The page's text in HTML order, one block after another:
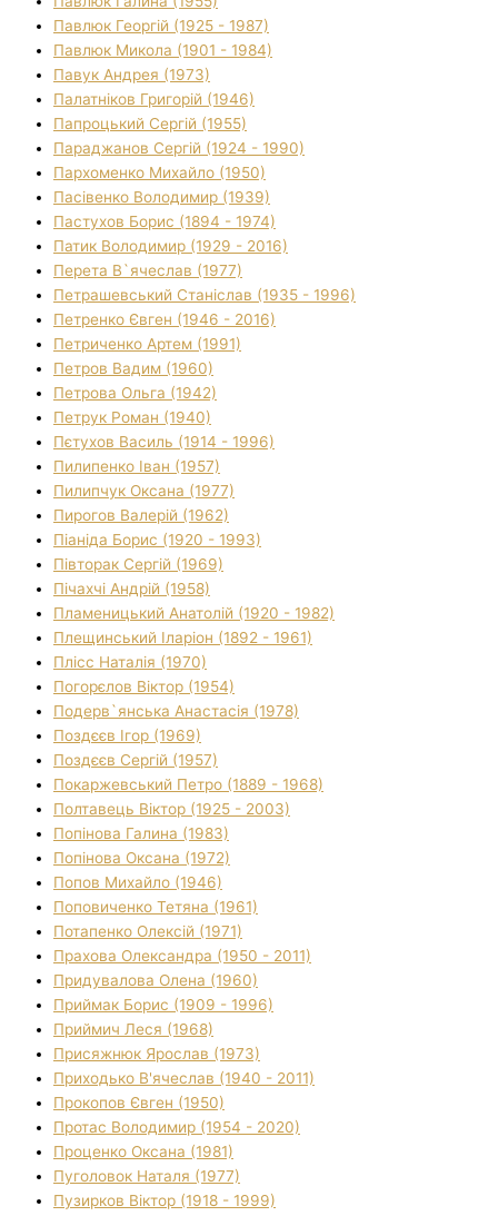
Павлюк Георгій (1925 - 1987)
Павлюк Микола (1901 - 1984)
Павук Андрея (1973)
Палатніков Григорій (1946)
Папроцький Сергій (1955)
Параджанов Сергій (1924 - 1990)
Пархоменко Михайло (1950)
Пасівенко Володимир (1939)
Пастухов Борис (1894 - 1974)
Патик Володимир (1929 - 2016)
Перета В`ячеслав (1977)
Петрашевський Станіслав (1935 - 1996)
Петренко Євген (1946 - 2016)
Петриченко Артем (1991)
Петров Вадим (1960)
Петрова Ольга (1942)
Петрук Роман (1940)
Пєтухов Василь (1914 - 1996)
Пилипенко Іван (1957)
Пилипчук Оксана (1977)
Пирогов Валерій (1962)
Піаніда Борис (1920 - 1993)
Півторак Сергій (1969)
Пічахчі Андрій (1958)
Пламеницький Анатолій (1920 - 1982)
Плещинський Іларіон (1892 - 1961)
Плісс Наталія (1970)
Погорєлов Віктор (1954)
Подерв`янська Анастасія (1978)
Поздєєв Ігор (1969)
Поздєєв Сергій (1957)
Покаржевський Петро (1889 - 1968)
Полтавець Віктор (1925 - 2003)
Попінова Галина (1983)
Попінова Оксана (1972)
Попов Михайло (1946)
Поповиченко Тетяна (1961)
Потапенко Олексій (1971)
Прахова Олександра (1950 - 2011)
Придувалова Олена (1960)
Приймак Борис (1909 - 1996)
Приймич Леся (1968)
Присяжнюк Ярослав (1973)
Приходько В'ячеслав (1940 - 2011)
Прокопов Євген (1950)
Протас Володимир (1954 - 2020)
Проценко Оксана (1981)
Пуголовок Наталя (1977)
Пузирков Віктор (1918 - 1999)